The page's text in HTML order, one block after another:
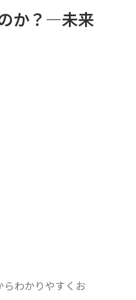
か？―未来
わかりやすくお